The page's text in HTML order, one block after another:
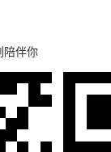
陪伴你